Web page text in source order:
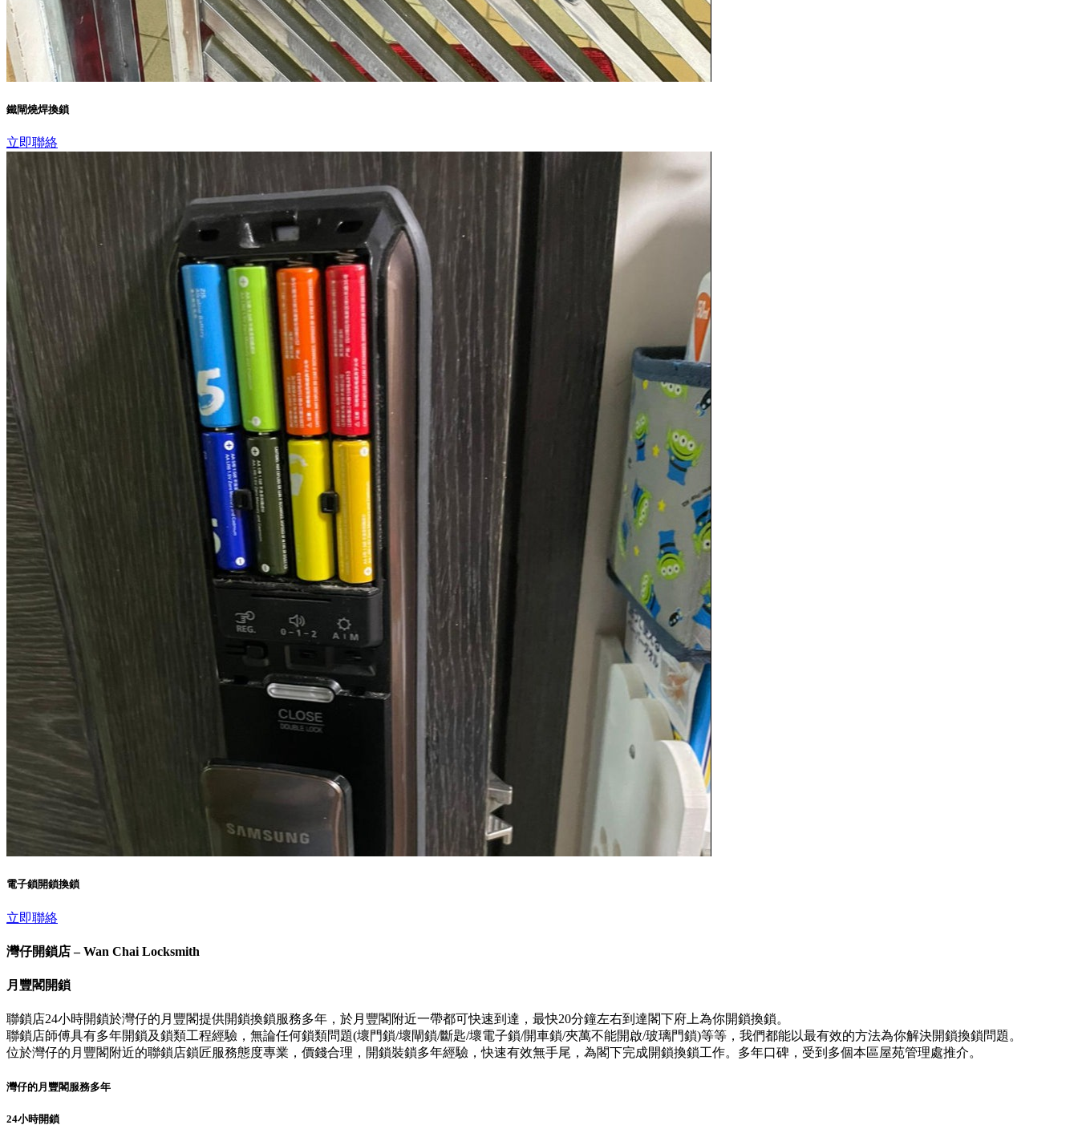
鐵閘燒焊換鎖
立即聯絡
電子鎖開鎖換鎖
立即聯絡
灣仔開鎖店 – Wan Chai Locksmith
月豐閣開鎖
聯鎖店24小時開鎖於灣仔的月豐閣提供開鎖換鎖服務多年，於月豐閣附近一帶都可快速到達，最快20分鐘左右到達閣下府上為你開鎖換鎖。
聯鎖店師傅具有多年開鎖及鎖類工程經驗，無論任何鎖類問題(壞門鎖/壞閘鎖/斷匙/壞電子鎖/開車鎖/夾萬不能開啟/玻璃門鎖)等等，我們都能以最有效的方法為你解決開鎖換鎖問題。
位於灣仔的月豐閣附近的聯鎖店鎖匠服務態度專業，價錢合理，開鎖裝鎖多年經驗，快速有效無手尾，為閣下完成開鎖換鎖工作。多年口碑，受到多個本區屋苑管理處推介。
灣仔的月豐閣服務多年
24小時開鎖